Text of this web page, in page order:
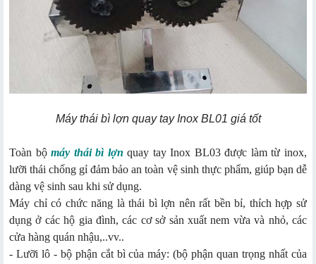
Máy thái bì lợn quay tay Inox BL01 giá tốt
Toàn bộmáy thái bì lợn quay tay Inox BL03 được làm từ inox,
lưỡi thái chống gỉ đảm bảo an toàn vệ sinh thực phẩm, giúp bạn dễ
dàng vệ sinh sau khi sử dụng.
Máy chỉ có chức năng là thái bì lợn nên rất bền bỉ, thích hợp sử
dụng ở các hộ gia đình, các cơ sở sản xuất nem vừa và nhỏ, các
cửa hàng quán nhậu,..vv..
- Lưỡi lô - bộ phận cắt bì của máy: (bộ phận quan trọng nhất của